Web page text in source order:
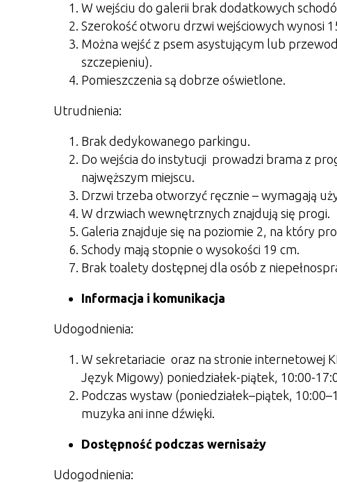
W wejściu do galerii brak dodatkowych
Szerokość otworu drzwi wejściowych wynosi
Można wejść z psem asystującym lub
szczepieniu).
Pomieszczenia są dobrze oświetlone.
Utrudnienia:
Brak dedykowanego parkingu.
Do wejścia do instytucji prowadzi brama z
najwęższym miejscu.
Drzwi trzeba otworzyć ręcznie – wymagają
W drzwiach wewnętrznych znajdują się progi.
Galeria znajduje się na poziomie 2, na który
Schody mają stopnie o wysokości 19 cm.
Brak toalety dostępnej dla osób z
Informacja i komunikacja
Udogodnienia:
W sekretariacie oraz na stronie internetowej
Język Migowy) poniedziałek-piątek, 10:00-
Podczas wystaw (poniedziałek–piątek,
muzyka ani inne dźwięki.
Dostępność podczas wernisaży
Udogodnienia: